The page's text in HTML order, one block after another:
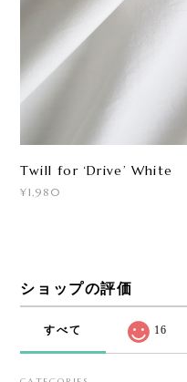
Twill for ‘Drive ’ White
¥1,980
ショップの評価
すべて 16